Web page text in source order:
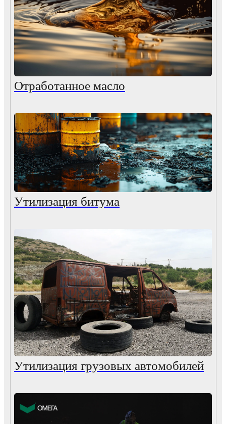
Отработанное масло
Утилизация битума
Утилизация грузовых автомобилей